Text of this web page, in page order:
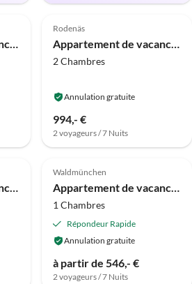
Appartement de vacances Jardin de Caroline
Annonce
4.8 (4)
Rodenäs
Appartement de vacances Ebbe in Bossis Hus
2 Chambres
Annulation gratuite
994,- €
2 voyageurs / 7 Nuits
Appartement de vacances Comte Arnold
Annonce
Waldmünchen
Appartement de vacances Ferienpension-Posthof
1 Chambres
Répondeur Rapide
Annulation gratuite
à partir de 546,- €
2 voyageurs / 7 Nuits